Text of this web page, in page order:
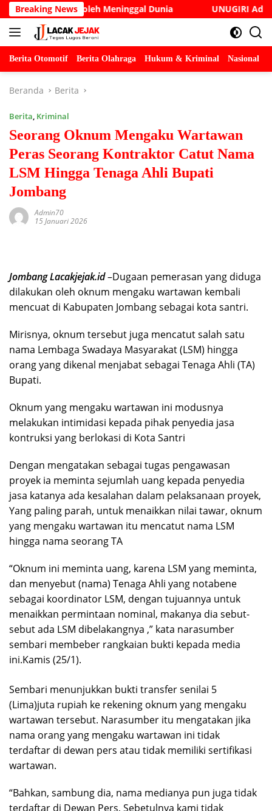
Langsung
ke
konten
Breaking News
Soleh Meninggal Dunia UNUGIRI Adakan
Berita Otomotif Berita Olahraga Hukum & Kriminal Nasional
Beranda Berita
Berita, Kriminal
Seorang Oknum Mengaku Wartawan
Peras Seorang Kontraktor Catut Nama
LSM Hingga Tenaga Ahli Bupati
Jombang
Admin70
15 Januari 2026
Jombang Lacakjejak.id–Dugaan pemerasan yang diduga
dilakukan oleh oknum mengaku wartawan kembali
mencuat di Kabupaten Jombang sebagai kota santri.
Mirisnya, oknum tersebut juga mencatut salah satu
nama Lembaga Swadaya Masyarakat (LSM) hingga
orang yang dikenal menjabat sebagai Tenaga Ahli (TA)
Bupati.
Oknum yang mengaku wartawan ini modusnya
melakukan intimidasi kepada pihak penyedia jasa
kontruksi yang berlokasi di Kota Santri
Dengan mengatakan sebagai tugas pengawasan
proyek ia meminta sejumlah uang kepada penyedia
jasa katanya ada kesalahan dalam pelaksanaan proyek,
Yang paling parah, untuk menaikkan nilai tawar, oknum
yang mengaku wartawan itu mencatut nama LSM
hingga nama seorang TA
“Oknum ini meminta uang, karena LSM yang meminta,
dan menyebut (nama) Tenaga Ahli yang notabene
sebagai koordinator LSM, dengan tujuannya untuk
menaikkan permintaan nominal, makanya dia sebut-
sebut ada LSM dibelakangnya ,” kata narasumber
sembari membeber rangkaian bukti kepada media
ini.Kamis (25/1).
Sembari menunjukkan bukti transfer senilai 5
(Lima)juta rupiah ke rekening oknum yang mengaku
wartawan tersebut. Narasumber itu mengatakan jika
nama orang yang mengaku wartawan ini tidak
terdaftar di dewan pers atau tidak memiliki sertifikasi
wartawan.
“Bahkan, sambung dia, nama medianya pun juga tidak
terdaftar di Dewan Pers, Sebetulnya kami tidak